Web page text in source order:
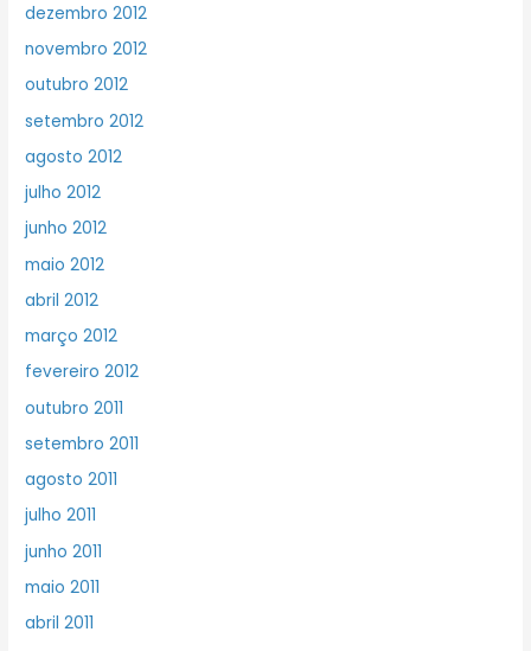
dezembro 2012
novembro 2012
outubro 2012
setembro 2012
agosto 2012
julho 2012
junho 2012
maio 2012
abril 2012
março 2012
fevereiro 2012
outubro 2011
setembro 2011
agosto 2011
julho 2011
junho 2011
maio 2011
abril 2011